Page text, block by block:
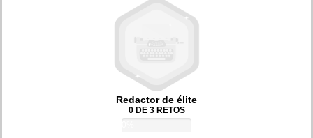
Redactor de élite
0 DE 3 RETOS